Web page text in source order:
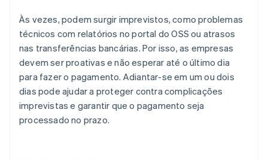
Às vezes, podem surgir imprevistos, como problemas
técnicos com relatórios no portal do OSS ou atrasos
nas transferências bancárias. Por isso, as empresas
devem ser proativas e não esperar até o último dia
para fazer o pagamento. Adiantar-se em um ou dois
dias pode ajudar a proteger contra complicações
imprevistas e garantir que o pagamento seja
processado no prazo.